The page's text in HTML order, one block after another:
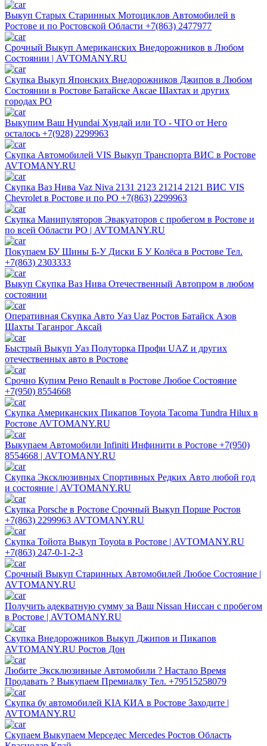
Выкуп Старых Старинных Мотоциклов Автомобилей в
Ростове и по Ростовской Области +7(863) 2477977
Срочный Выкуп Американских Внедорожников в Любом
Состоянии | AVTOMANY.RU
Скупка Выкуп Японских Внедорожников Джипов в Любом
Состоянии в Ростове Батайске Аксае Шахтах и других
городах РО
Выкупим Ваш Hyundai Хундай или ТО - ЧТО от Него
осталось +7(928) 2299963
Скупка Автомобилей VIS Выкуп Транспорта ВИС в Ростове
AVTOMANY.RU
Скупка Ваз Нива Vaz Niva 2131 2123 21214 2121 ВИС VIS
Chevrolet в Ростове и по РО +7(863) 2299963
Скупка Манипуляторов Эвакуаторов с пробегом в Ростове и
по всей Области РО | AVTOMANY.RU
Покупаем БУ Шины Б-У Диски Б У Колёса в Ростове Тел.
+7(863) 2303333
Выкуп Скупка Ваз Нива Отечественный Автопром в любом
состоянии
Оперативная Скупка Авто Уаз Uaz Ростов Батайск Азов
Шахты Таганрог Аксай
Быстрый Выкуп Уаз Полуторка Профи UAZ и других
отечественных авто в Ростове
Срочно Купим Рено Renault в Ростове Любое Состояние
+7(950) 8554668
Скупка Американских Пикапов Toyota Tacoma Tundra Hilux в
Ростове AVTOMANY.RU
Выкупаем Автомобили Infiniti Инфинити в Ростове +7(950)
8554668 | AVTOMANY.RU
Скупка Эксклюзивных Спортивных Редких Авто любой год
и состояние | AVTOMANY.RU
Скупка Porsche в Ростове Срочный Выкуп Порше Ростов
+7(863) 2299963 AVTOMANY.RU
Скупка Тойота Выкуп Toyota в Ростове | AVTOMANY.RU
+7(863) 247-0-1-2-3
Срочный Выкуп Старинных Автомобилей Любое Состояние |
AVTOMANY.RU
Получить адекватную сумму за Ваш Nissan Ниссан с пробегом
в Ростове | AVTOMANY.RU
Скупка Внедорожников Выкуп Джипов и Пикапов
AVTOMANY.RU Ростов Дон
Любите Эксклюзивные Автомобили ? Настало Время
Продавать ? Выкупаем Премиалку Тел. +79515258079
Скупка бу автомобилей KIA КИА в Ростове Заходите |
AVTOMANY.RU
Скупаем Выкупаем Мерседес Mercedes Ростов Область